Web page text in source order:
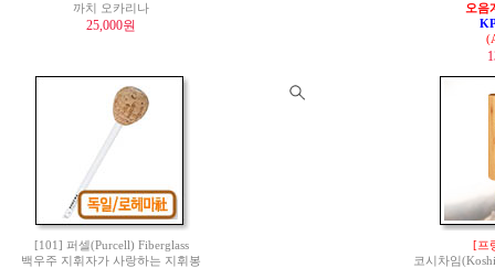
까치 오카리나
25,000원
오음
[101] 퍼셀(Purcell) Fiberglass
백우주 지휘자가 사랑하는 지휘봉
[프
코시차임